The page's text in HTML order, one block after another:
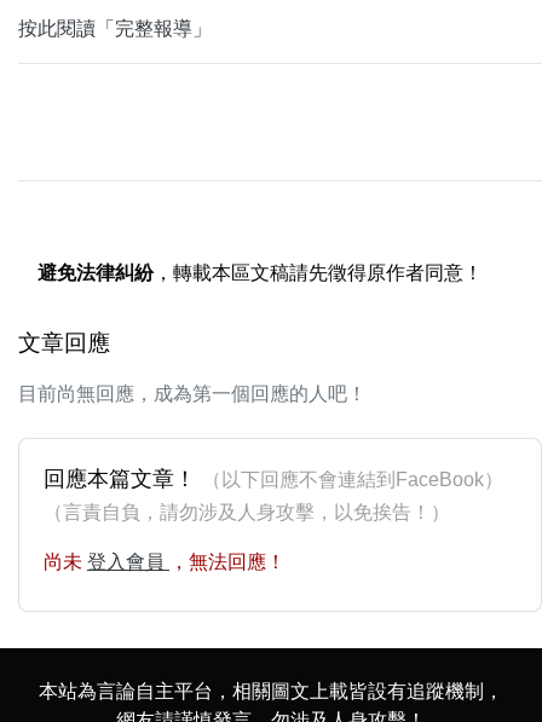
按此閱讀「完整報導」
避免法律糾紛，轉載本區文稿請先徵得原作者同意！
文章回應
目前尚無回應，成為第一個回應的人吧！
回應本篇文章！
（以下回應不會連結到FaceBook）
（言責自負，請勿涉及人身攻擊，以免挨告！）
尚未 登入會員 ，無法回應！
本站為言論自主平台，相關圖文上載皆設有追蹤機制，